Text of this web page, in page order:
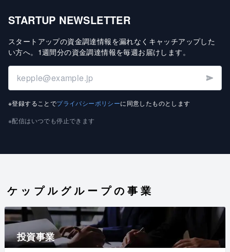
STARTUP NEWSLETTER
スタートアップの資金調達情報を漏れなくキャッチアップした
い方へ。 1週間分の資金調達情報を毎週お届けします。
※登録することでプライバシーポリシーに同意したものとします
※配信はいつでも停止できます
ケップルグループの事業
投資事業